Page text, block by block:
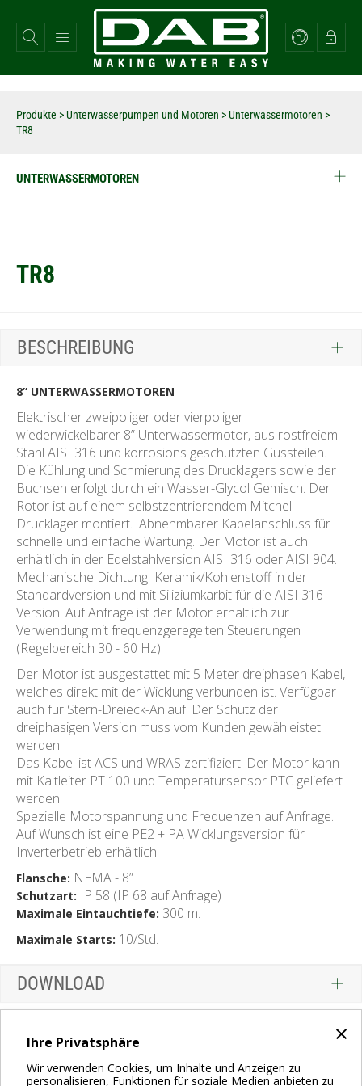
×
Ihre Privatsphäre
Wir verwenden Cookies, um Inhalte und Anzeigen zu
personalisieren, Funktionen für soziale Medien anbieten zu
zum
Inhalt
Produkte >Unterwasserpumpen und Motoren >Unterwassermotoren >
TR8
UNTERWASSERMOTOREN
TR8
BESCHREIBUNG
8” UNTERWASSERMOTOREN
Elektrischer zweipoliger oder vierpoliger
wiederwickelbarer 8” Unterwassermotor, aus rostfreiem
Stahl AISI 316 und korrosions geschützten Gussteilen.
Die Kühlung und Schmierung des Drucklagers sowie der
Buchsen erfolgt durch ein Wasser-Glycol Gemisch. Der
Rotor ist auf einem selbstzentrierendem Mitchell
Drucklager montiert. Abnehmbarer Kabelanschluss für
schnelle und einfache Wartung. Der Motor ist auch
erhältlich in der Edelstahlversion AISI 316 oder AISI 904.
Mechanische Dichtung Keramik/Kohlenstoff in der
Standardversion und mit Siliziumkarbit für die AISI 316
Version. Auf Anfrage ist der Motor erhältlich zur
Verwendung mit frequenzgeregelten Steuerungen
(Regelbereich 30 - 60 Hz).
Der Motor ist ausgestattet mit 5 Meter dreiphasen Kabel,
welches direkt mit der Wicklung verbunden ist. Verfügbar
auch für Stern-Dreieck-Anlauf. Der Schutz der
dreiphasigen Version muss vom Kunden gewähleistet
werden.
Das Kabel ist ACS und WRAS zertifiziert. Der Motor kann
mit Kaltleiter PT 100 und Temperatursensor PTC geliefert
werden.
Spezielle Motorspannung und Frequenzen auf Anfrage.
Auf Wunsch ist eine PE2 + PA Wicklungsversion für
Inverterbetrieb erhältlich.
Flansche: NEMA - 8”
Schutzart: IP 58 (IP 68 auf Anfrage)
Maximale Eintauchtiefe: 300 m.
Maximale Starts: 10/Std.
DOWNLOAD